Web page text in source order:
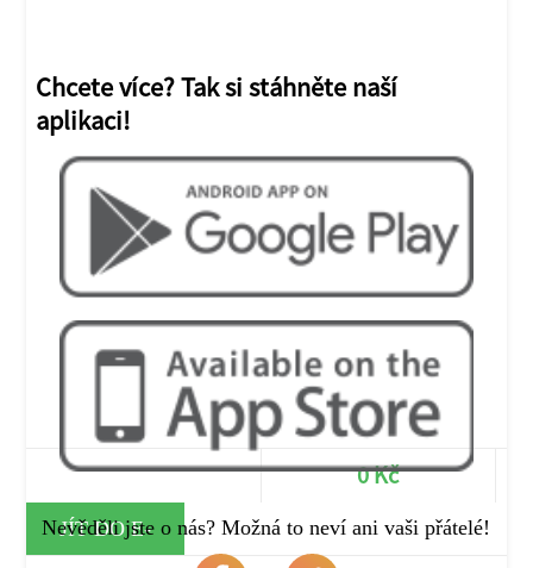
0 Kč
JÍT DO E-
Chcete více? Tak si stáhněte naší
aplikaci!
Nevěděli jste o nás? Možná to neví ani vaši přátelé!